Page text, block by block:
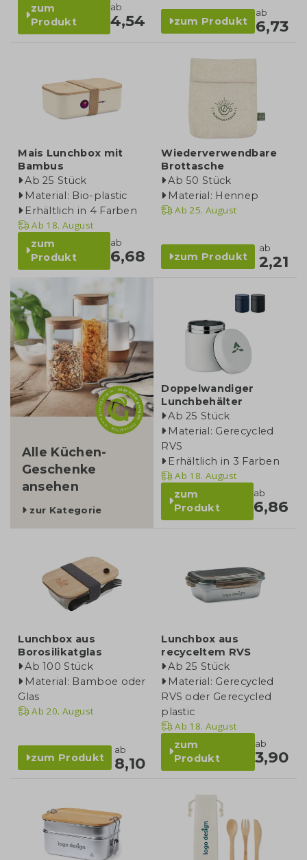
zum
Produkt
ab
4,54 zum Produkt
ab
6,73
Mais Lunchbox mit
Bambus
Ab 25 Stück
Material: Bio-plastic
Erhältlich in 4 Farben
Ab 18. August
zum
Produkt
ab
6,68
Wiederverwendbare
Brottasche
Ab 50 Stück
Material: Hennep
Ab 25. August
zum Produkt
ab
2,21
kategorie
Alle Küchen-
Geschenke
ansehen
zur Kategorie
Doppelwandiger
Lunchbehälter
Ab 25 Stück
Material: Gerecycled
RVS
Erhältlich in 3 Farben
Ab 18. August
zum
Produkt
ab
6,86
Lunchbox aus
Borosilikatglas
Ab 100 Stück
Material: Bamboe oder
Glas
Ab 20. August
zum Produkt
ab
8,10
Lunchbox aus
recyceltem RVS
Ab 25 Stück
Material: Gerecycled
RVS oder Gerecycled
plastic
Ab 18. August
zum
Produkt
ab
3,90